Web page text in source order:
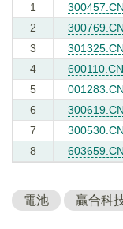
1
300457.CN
2
300769.CN
3
301325.CN
4
600110.CN
5
001283.CN
6
300619.CN
7
300530.CN
8
603659.CN
電池 贏合科